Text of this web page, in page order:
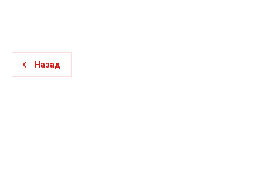
Назад